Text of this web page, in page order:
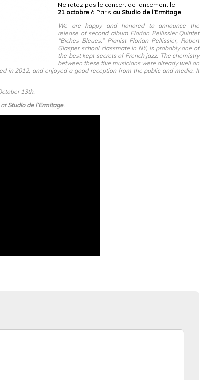
Ne ratez pas le concert de lancement le
21 octobre à Paris au Studio de l’Ermitage.
We are happy and honored to announce the
release of second album Florian Pellissier Quintet
“Biches Bleues.” Pianist Florian Pellissier, Robert
Glasper school classmate in NY, is probably one of
the best kept secrets of French jazz. The chemistry
between these five musicians were already well on
in 2012, and enjoyed a good reception from the public and media. It
13th.
atStudio de l’Ermitage.